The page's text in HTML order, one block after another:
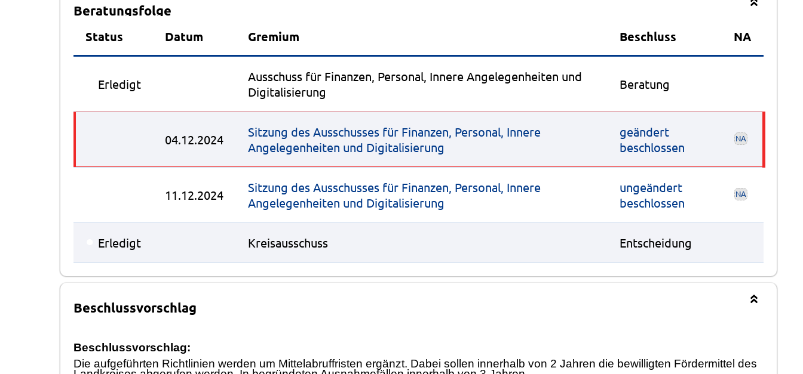
Beratungsfolge
Status Datum Gremium Beschluss NA
Erledigt
Ausschuss für Finanzen, Personal, Innere Angelegenheiten und
Digitalisierung
Beratung
04.12.2024
Sitzung des Ausschusses für Finanzen, Personal, Innere
Angelegenheiten und Digitalisierung
geändert
beschlossen
NA
11.12.2024
Sitzung des Ausschusses für Finanzen, Personal, Innere
Angelegenheiten und Digitalisierung
ungeändert
beschlossen
NA
Erledigt Kreisausschuss Entscheidung
Beschlussvorschlag
Beschlussvorschlag:
Die aufgeführten Richtlinien werden um Mittelabruffristen ergänzt. Dabei sollen innerhalb von 2 Jahren die bewilligten Fördermittel des